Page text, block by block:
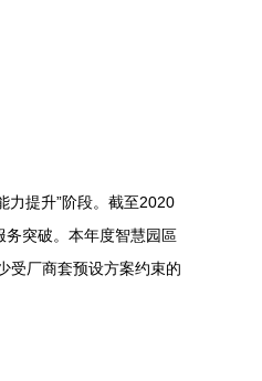
力提升”阶段。截至2020
突破。本年度智慧园區
受厂商套预设方案约束的